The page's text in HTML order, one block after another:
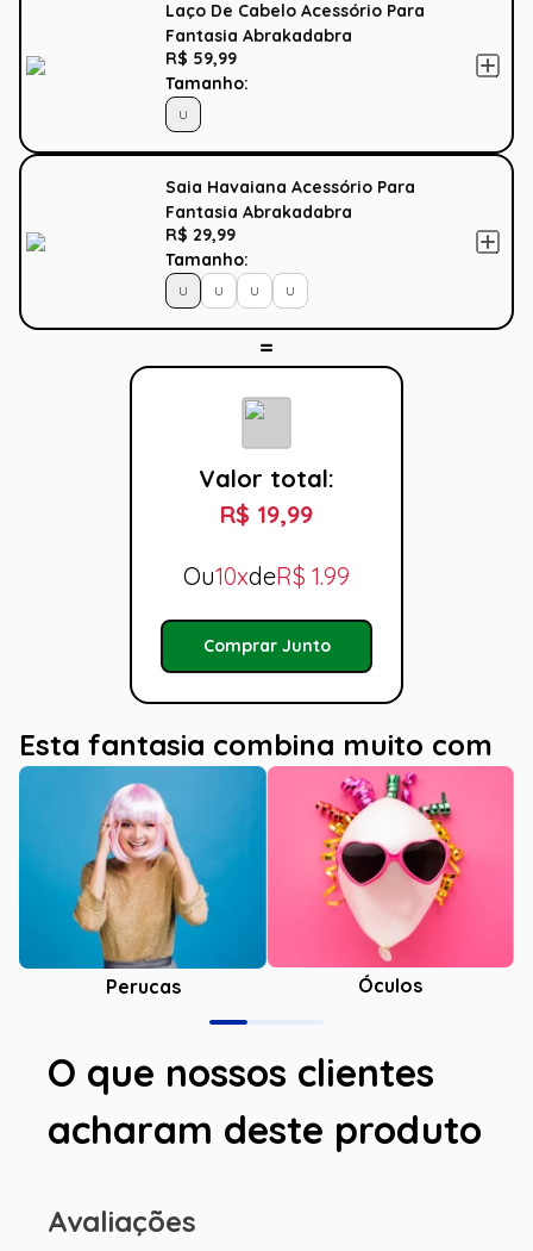
Laço De Cabelo Acessório Para
Fantasia Abrakadabra
R$ 59,99
Tamanho:
U
Saia Havaiana Acessório Para
Fantasia Abrakadabra
R$ 29,99
Tamanho:
U U U U
Valor total:
R$ 19,99
Ou10xdeR$ 1.99
Comprar Junto
Esta fantasia combina muito com
Perucas Óculos
O que nossos clientes
acharam deste produto
Avaliações